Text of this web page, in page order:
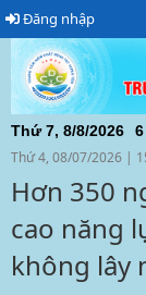
Đăng nhập
Thứ 7, 8/8/2026 6
TIN ĐIỆN TỬ
Thứ 4, 08/07/2026 |
Hơn 350
cao năng
không lây